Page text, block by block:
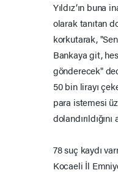
Yıldız’ın buna
olarak tanıtan
korkutarak,
Bankaya git,
gönderecek"
50 bin lirayı
para istemesi
dolandırıldığını
78 suç kaydı
Kocaeli İl